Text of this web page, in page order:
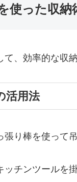
使った収納
て、効率的な収
活用法
り棒を使って
チンツールを